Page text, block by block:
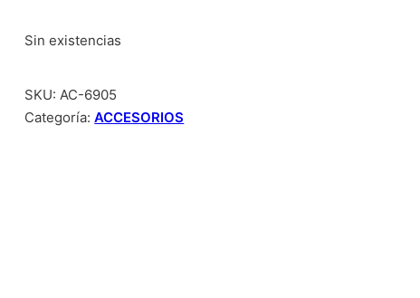
Sin existencias
SKU:AC-6905
Categoría:ACCESORIOS